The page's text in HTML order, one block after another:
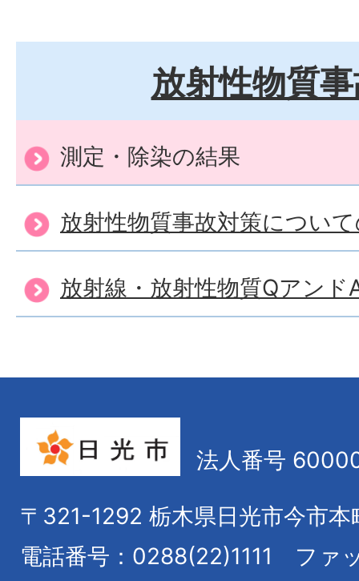
放射性物質
測定・除染の結果
放射性物質事故対策につい
放射線・放射性物質Qアンド
法人番号
〒321-1292 栃木県日光市今市本
電話番号：0288(22)1111
ファ